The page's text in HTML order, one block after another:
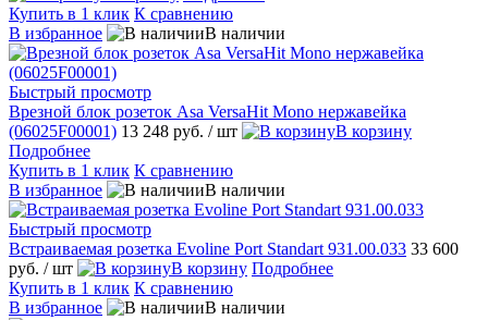
Купить в 1 клик К сравнению
В избранное
В наличии
Быстрый просмотр
Врезной блок розеток Asa VersaHit Mono нержавейка
(06025F00001) 13 248 руб. / шт
В корзину
Подробнее
Купить в 1 клик К сравнению
В избранное
В наличии
Быстрый просмотр
Встраиваемая розетка Evoline Port Standart 931.00.033 33 600
руб. / шт В корзину Подробнее
Купить в 1 клик К сравнению
В избранное
В наличии